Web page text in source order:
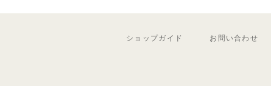
ショップガイド お問い合わせ